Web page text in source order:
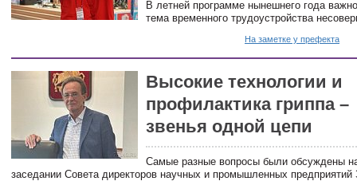
В летней программе нынешнего года
тема временного трудоустройства
На заметке у префекта
Высокие технологии и
профилактика гриппа –
звенья одной цепи
Самые разные вопросы были обсуждены
заседании Совета директоров научных и промышленных предприятий